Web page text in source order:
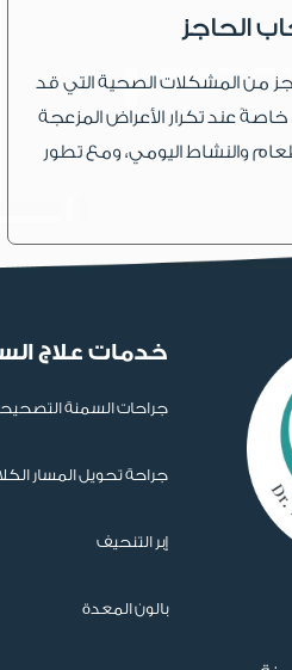
الحاجز
من المشكلات الصحية التي قد
عند تكرار الأعراض المزعجة
والنشاط اليومي، ومع تطور
خدمات علاج
جراحات السمنة
جراحة تحويل المسار
إبر التنحيف
بالون المعدة